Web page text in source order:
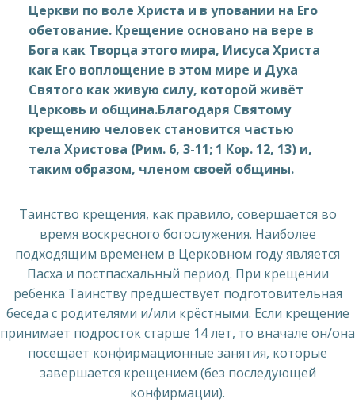
Церкви по воле Христа и в уповании на Его
обетование. Крещение основано на вере в
Бога как Творца этого мира, Иисуса Христа
как Его воплощение в этом мире и Духа
Святого как живую силу, которой живёт
Церковь и община.Благодаря Святому
крещению человек становится частью
тела Христова (Рим. 6, 3-11; 1 Кор. 12, 13) и,
таким образом, членом своей общины.
Таинство крещения, как правило, совершается во
время воскресного богослужения. Наиболее
подходящим временем в Церковном году является
Пасха и постпасхальный период. При крещении
ребенка Таинству предшествует подготовительная
беседа с родителями и/или крёстными. Если крещение
принимает подросток старше 14 лет, то вначале он/она
посещает конфирмационные занятия, которые
завершается крещением (без последующей
конфирмации).